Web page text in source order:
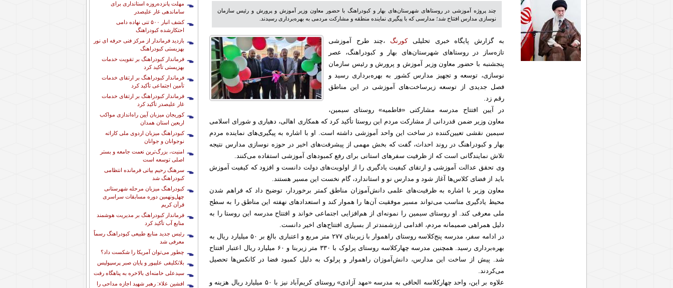
مهلت پانزده‌روزه استانداری برای
ساماندهی غار علیصدر
کشف انبار ۵۰۰ تنی نهاده دامی
احتکارشده کبودراهنگ
بازدید فرماندار از مرکز فنی حرفه ای نور
بهزیستی کبودراهنگ
فرماندار کبودراهنگ بر تقویت خدمات
بهزیستی تأکید کرد
فرماندار کبودراهنگ بر ارتقای خدمات
تأمین اجتماعی تأکید کرد
فرماندار کبودراهنگ بر ارتقای خدمات
غار علیصدر تأکید کرد
کوریجان میزبان آیین راه‌اندازی مواکب
اربعین استان همدان
کبودراهنگ میزبان اردوی ملی کاراته
نوجوانان و جوانان
امنیت، بزرگ‌ترین نعمت جامعه و بستر
اصلی توسعه است
سرهنگ رحیم بیاتی فرمانده انتظامی
کبودراهنگ شد
کبودراهنگ میزبان مرحله شهرستانی
چهل‌ونهمین دوره مسابقات سراسری
قرآن کریم
فرماندار کبودراهنگ بر مدیریت هوشمند
منابع آب تأکید کرد
رئیس جدید منابع طبیعی کبودراهنگ رسماً
معرفی شد
چطور می‌توان آمریکا را شکست داد؟
بلاتکلیفی علیپور و پایان صبر پرسپولیس
سیدعلی خامنه‌ای بالاخره به پناهگاه رفت
افشین علاء: رهبر شهید اجازه مداحی را
چند پروژه آموزشی در روستاهای شهرستان‌های بهار و کبودراهنگ با حضور معاون وزیر آموزش و پرورش و رئیس سازمان
نوسازی مدارس افتتاح شد؛ مدارسی که با پیگیری نماینده منطقه و مشارکت مردمی به بهره‌برداری رسیدند.
به گزارش پایگاه خبری تحلیلیکورنگ،چند طرح آموزشی
تازه‌ساز در روستاهای شهرستان‌های بهار و کبودراهنگ، عصر
پنجشنبه با حضور معاون وزیر آموزش و پرورش و رئیس سازمان
نوسازی، توسعه و تجهیز مدارس کشور به بهره‌برداری رسید و
فصل جدیدی از توسعه زیرساخت‌های آموزشی در این مناطق
رقم زد.
در آیین افتتاح مدرسه مشارکتی «فاطمیه» روستای سیمین،
معاون وزیر ضمن قدردانی از مشارکت مردم این روستا تأکید کرد که همکاری اهالی، دهیاری و شورای اسلامی
سیمین نقشی تعیین‌کننده در ساخت این واحد آموزشی داشته است. او با اشاره به پیگیری‌های نماینده مردم
بهار و کبودراهنگ در روند احداث، گفت که بخش مهمی از پیشرفت‌های اخیر در حوزه نوسازی مدارس نتیجه
تلاش نمایندگانی است که از ظرفیت سفرهای استانی برای رفع کمبودهای آموزشی استفاده می‌کنند.
وی تحقق عدالت آموزشی و ارتقای کیفیت یادگیری را از اولویت‌های دولت دانست و افزود که کیفیت آموزش
باید از فضای کلاس‌ها آغاز شود و مدارس نو و استاندارد، گام نخست این مسیر هستند.
معاون وزیر با اشاره به ظرفیت‌های علمی دانش‌آموزان مناطق کمتر برخوردار، توضیح داد که فراهم شدن
محیط یادگیری مناسب می‌تواند مسیر موفقیت آن‌ها را هموار کند و استعدادهای نهفته این مناطق را به سطح
ملی معرفی کند. او روستای سیمین را نمونه‌ای از هم‌افزایی اجتماعی خواند و افتتاح مدرسه این روستا را به
دلیل همراهی صمیمانه مردم، اقدامی ارزشمندتر از بسیاری افتتاح‌های اخیر دانست.
در ادامه سفر، مدرسه پنج‌کلاسه روستای راهموار با زیربنای ۲۷۷ متر مربع و اعتباری بالغ بر ۵۰ میلیارد ریال به
بهره‌برداری رسید. همچنین مدرسه چهارکلاسه روستای پرلوک با ۳۳۰ متر زیربنا و ۶۰ میلیارد ریال اعتبار افتتاح
شد. پیش از ساخت این مدارس، دانش‌آموزان راهموار و پرلوک به دلیل کمبود فضا در کانکس‌ها تحصیل
می‌کردند.
علاوه بر این، واحد چهارکلاسه الحاقی به مدرسه «مهد آزادی» روستای کریم‌آباد نیز با ۵۰ میلیارد ریال هزینه و